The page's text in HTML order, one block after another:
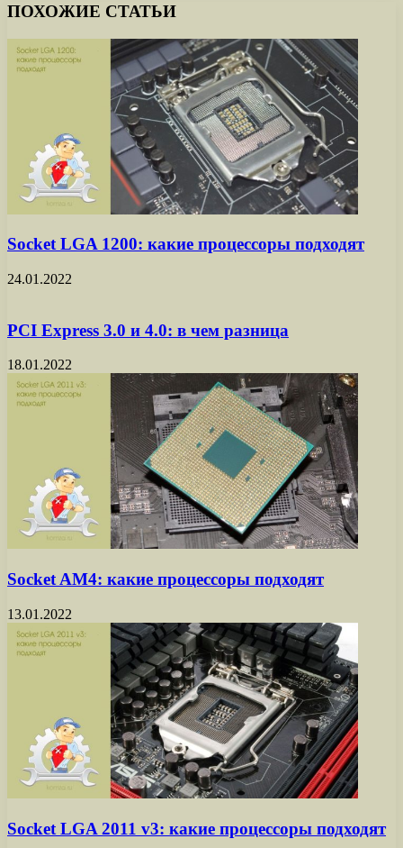
ПОХОЖИЕ СТАТЬИ
Socket LGA 1200: какие процессоры подходят
24.01.2022
PCI Express 3.0 и 4.0: в чем разница
18.01.2022
Socket AM4: какие процессоры подходят
13.01.2022
Socket LGA 2011 v3: какие процессоры подходят